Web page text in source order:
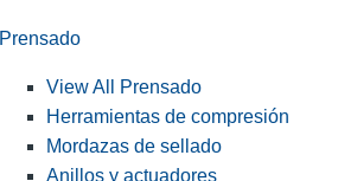
Prensado
View All Prensado
Herramientas de compresión
Mordazas de sellado
Anillos y actuadores